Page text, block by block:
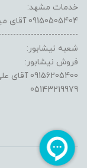
خدمات مشهد:
09150505404 آقای میرزایی
شعبه نیشابور:
فروش نیشابور:
09156205400 آقای علی نژاد
05143219979